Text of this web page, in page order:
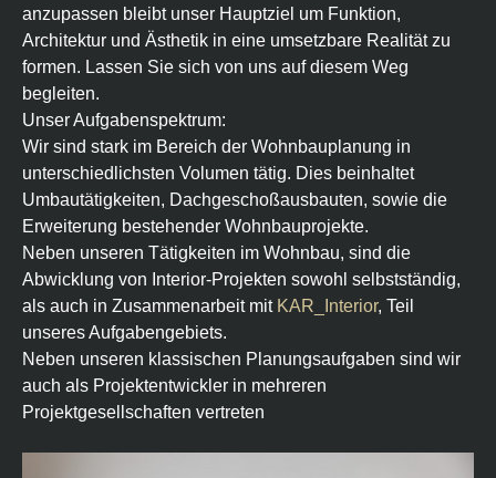
anzupassen bleibt unser Hauptziel um Funktion,
Architektur und Ästhetik in eine umsetzbare Realität zu
formen. Lassen Sie sich von uns auf diesem Weg
begleiten.
Unser Aufgabenspektrum:
Wir sind stark im Bereich der Wohnbauplanung in
unterschiedlichsten Volumen tätig. Dies beinhaltet
Umbautätigkeiten, Dachgeschoßausbauten, sowie die
Erweiterung bestehender Wohnbauprojekte.
Neben unseren Tätigkeiten im Wohnbau, sind die
Abwicklung von Interior-Projekten sowohl selbstständig,
als auch in Zusammenarbeit mit KAR_Interior, Teil
unseres Aufgabengebiets.
Neben unseren klassischen Planungsaufgaben sind wir
auch als Projektentwickler in mehreren
Projektgesellschaften vertreten